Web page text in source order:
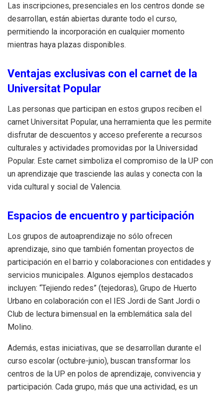
Las inscripciones, presenciales en los centros donde se
desarrollan, están abiertas durante todo el curso,
permitiendo la incorporación en cualquier momento
mientras haya plazas disponibles.
Ventajas exclusivas con el carnet de la
Universitat Popular
Las personas que participan en estos grupos reciben el
carnet Universitat Popular, una herramienta que les permite
disfrutar de descuentos y acceso preferente a recursos
culturales y actividades promovidas por la Universidad
Popular. Este carnet simboliza el compromiso de la UP con
un aprendizaje que trasciende las aulas y conecta con la
vida cultural y social de Valencia.
Espacios de encuentro y participación
Los grupos de autoaprendizaje no sólo ofrecen
aprendizaje, sino que también fomentan proyectos de
participación en el barrio y colaboraciones con entidades y
servicios municipales. Algunos ejemplos destacados
incluyen: “Tejiendo redes” (tejedoras), Grupo de Huerto
Urbano en colaboración con el IES Jordi de Sant Jordi o
Club de lectura bimensual en la emblemática sala del
Molino.
Además, estas iniciativas, que se desarrollan durante el
curso escolar (octubre-junio), buscan transformar los
centros de la UP en polos de aprendizaje, convivencia y
participación. Cada grupo, más que una actividad, es un